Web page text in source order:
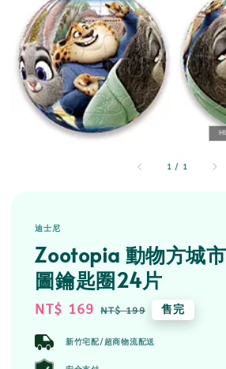
1 / 1
迪士尼
Zootopia 動物方城
圖鑰匙圈24片
Sale
NT$ 169 Regular
NT$ 199 售完
新竹宅配/超商物流配送